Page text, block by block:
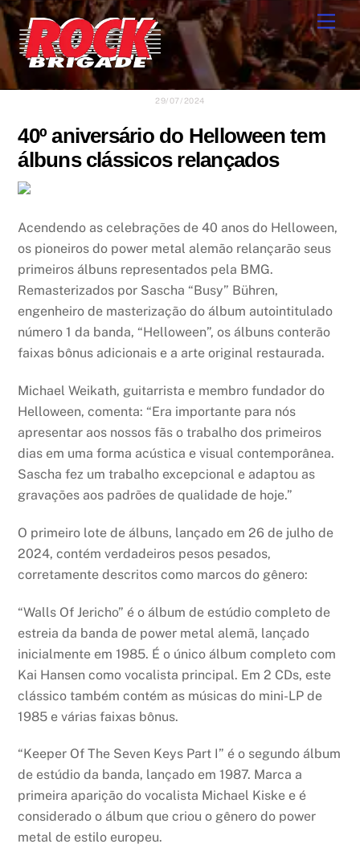
Skip
to
content
29/07/2024
40º aniversário do Helloween tem
álbuns clássicos relançados
Acendendo as celebrações de 40 anos do Helloween,
os pioneiros do power metal alemão relançarão seus
primeiros álbuns representados pela BMG.
Remasterizados por Sascha “Busy” Bühren,
engenheiro de masterização do álbum autointitulado
número 1 da banda, “Helloween”, os álbuns conterão
faixas bônus adicionais e a arte original restaurada.
Michael Weikath, guitarrista e membro fundador do
Helloween, comenta: “Era importante para nós
apresentar aos nossos fãs o trabalho dos primeiros
dias em uma forma acústica e visual contemporânea.
Sascha fez um trabalho excepcional e adaptou as
gravações aos padrões de qualidade de hoje.”
O primeiro lote de álbuns, lançado em 26 de julho de
2024, contém verdadeiros pesos pesados,
corretamente descritos como marcos do gênero:
“Walls Of Jericho” é o álbum de estúdio completo de
estreia da banda de power metal alemã, lançado
inicialmente em 1985. É o único álbum completo com
Kai Hansen como vocalista principal. Em 2 CDs, este
clássico também contém as músicas do mini-LP de
1985 e várias faixas bônus.
“Keeper Of The Seven Keys Part I” é o segundo álbum
de estúdio da banda, lançado em 1987. Marca a
primeira aparição do vocalista Michael Kiske e é
considerado o álbum que criou o gênero do power
metal de estilo europeu.